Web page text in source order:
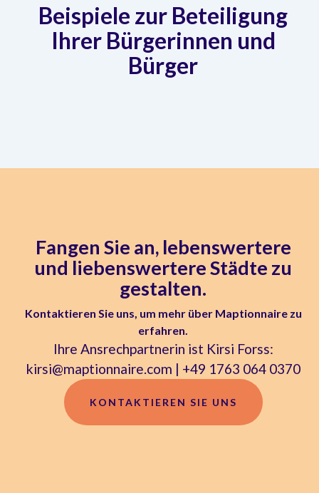
Beispiele zur Beteiligung
Ihrer Bürgerinnen und
Bürger
Fangen Sie an, lebenswertere
und liebenswertere Städte zu
gestalten.
Kontaktieren Sie uns, um mehr über Maptionnaire zu
erfahren.
Ihre Ansrechpartnerin ist Kirsi Forss:
kirsi@maptionnaire.com | +49 1763 064 0370
KONTAKTIEREN SIE UNS